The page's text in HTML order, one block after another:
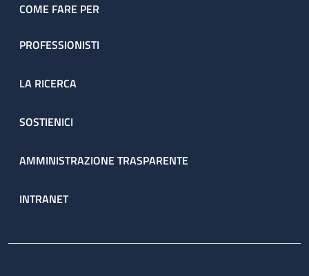
COME FARE PER
PROFESSIONISTI
LA RICERCA
SOSTIENICI
AMMINISTRAZIONE TRASPARENTE
INTRANET